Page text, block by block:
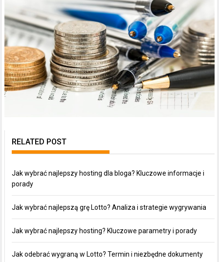
RELATED POST
Jak wybrać najlepszy hosting dla bloga? Kluczowe informacje i
porady
Jak wybrać najlepszą grę Lotto? Analiza i strategie wygrywania
Jak wybrać najlepszy hosting? Kluczowe parametry i porady
Jak odebrać wygraną w Lotto? Termin i niezbędne dokumenty